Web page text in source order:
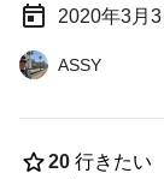
2020年3月
ASSY
20 行きたい